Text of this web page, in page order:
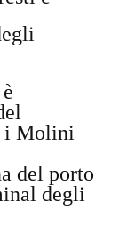
i Molini
del porto
degli